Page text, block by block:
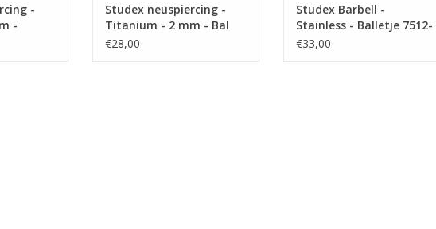
-
-
Studex neuspiercing -
Titanium - 2 mm - Bal
€28,00
Studex Barbell -
Stainless - Balletje 7512-
2300 (181)
€33,00